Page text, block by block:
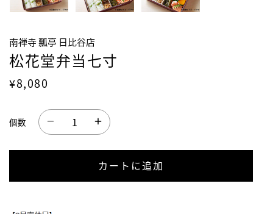
南禅寺 瓢亭 日比谷店
松花堂弁当七寸
¥8,080
個数
カートに追加